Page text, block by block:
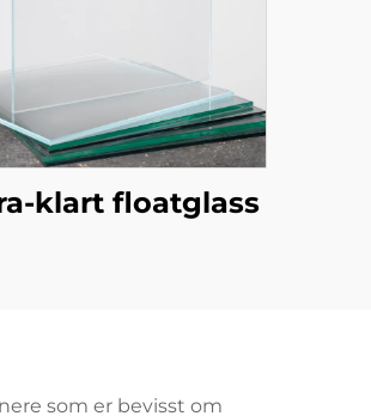
klart floatglass
som er bevisst om